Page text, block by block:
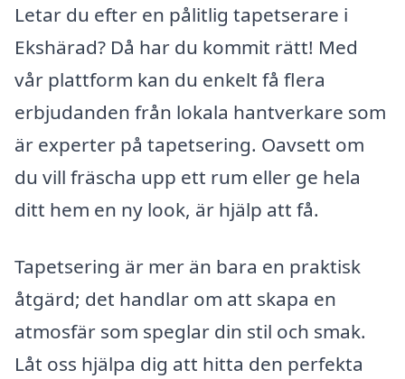
Letar du efter en pålitlig tapetserare i
Ekshärad? Då har du kommit rätt! Med
vår plattform kan du enkelt få flera
erbjudanden från lokala hantverkare som
är experter på tapetsering. Oavsett om
du vill fräscha upp ett rum eller ge hela
ditt hem en ny look, är hjälp att få.
Tapetsering är mer än bara en praktisk
åtgärd; det handlar om att skapa en
atmosfär som speglar din stil och smak.
Låt oss hjälpa dig att hitta den perfekta